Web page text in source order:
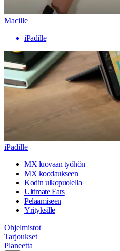
Macille
iPadille
iPadille
MX luovaan työhön
MX koodaukseen
Kodin ulkopuolella
Ultimate Ears
Pelaamiseen
Yrityksille
Ohjelmistot
Tarjoukset
Planeetta